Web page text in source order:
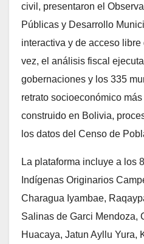
civil, presentaron el
Públicas y Desarrollo
interactiva y de acceso
vez, el análisis fiscal
gobernaciones y los 335
retrato socioeconómico
construido en Bolivia,
los datos del Censo de
La plataforma incluye a los
Indígenas Originarios
Charagua Iyambae,
Salinas de Garci Mendoza,
Huacaya, Jatun Ayllu Yura,